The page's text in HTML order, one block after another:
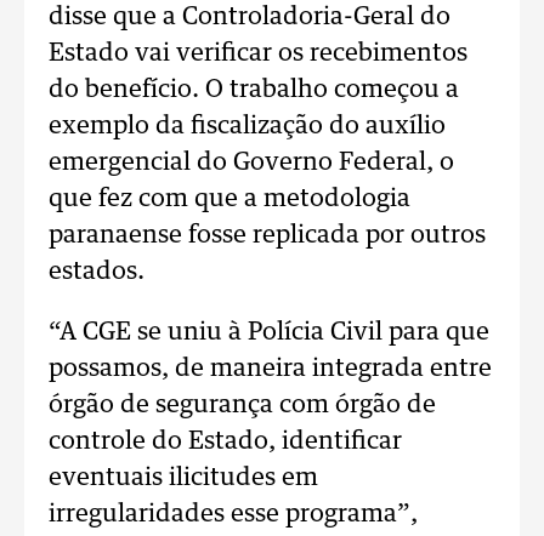
disse que a Controladoria-Geral do
Estado vai verificar os recebimentos
do benefício. O trabalho começou a
exemplo da fiscalização do auxílio
emergencial do Governo Federal, o
que fez com que a metodologia
paranaense fosse replicada por outros
estados.
“A CGE se uniu à Polícia Civil para que
possamos, de maneira integrada entre
órgão de segurança com órgão de
controle do Estado, identificar
eventuais ilicitudes em
irregularidades esse programa”,